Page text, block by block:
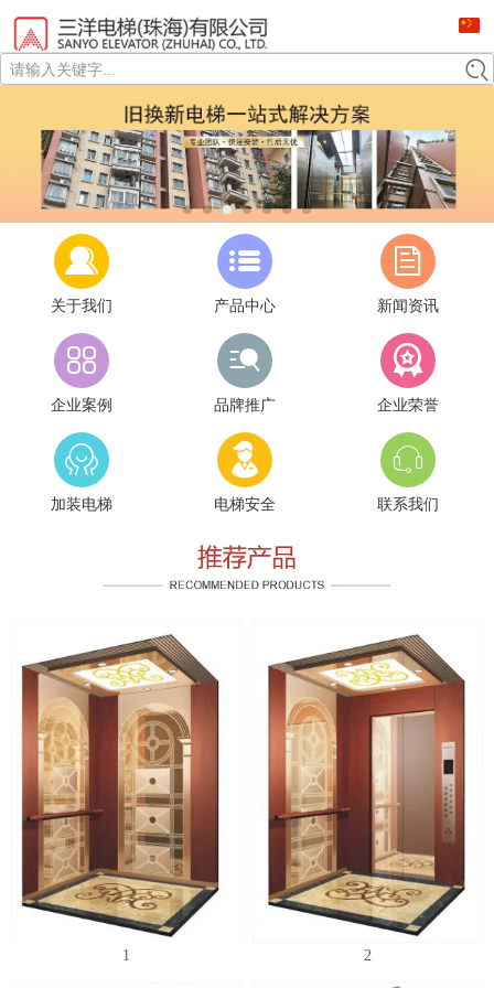
请输入关键字...
关于我们 产品中心 新闻资讯
企业案例 品牌推广 企业荣誉
加装电梯 电梯安全 联系我们
1 2